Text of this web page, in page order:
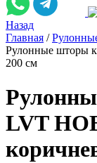
Назад
Главная /
Рулонные шторы
200 см
LVT